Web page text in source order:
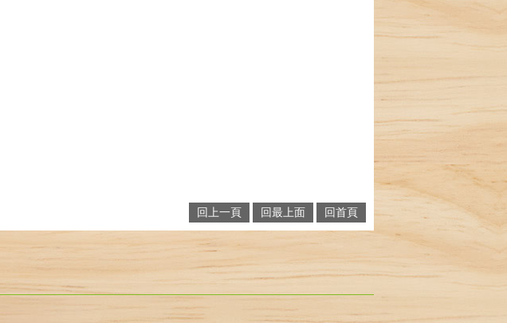
回上一頁 回最上面 回首頁